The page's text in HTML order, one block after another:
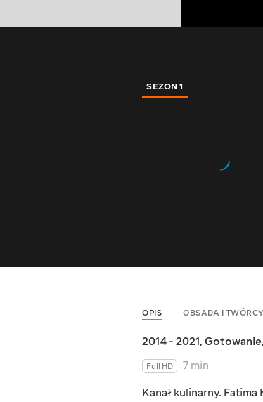
SEZON 1
OPIS OBSADA I TWÓRCY
2014 - 2021, Gotowanie,
Full HD
7 min
Kanał kulinarny.